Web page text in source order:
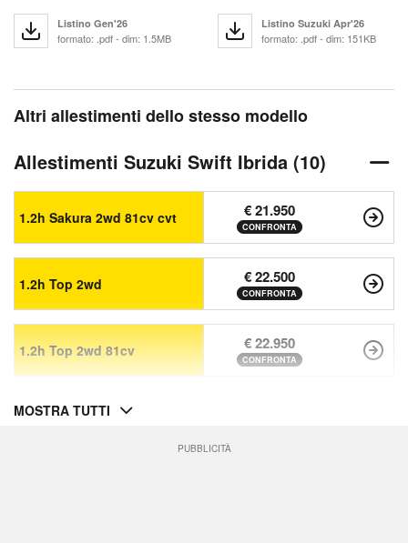
Listino Gen'26
formato: .pdf - dim: 1.5MB
Listino Suzuki Apr'26
formato: .pdf - dim: 151KB
Altri allestimenti dello stesso modello
Allestimenti Suzuki Swift Ibrida (10)
1.2h Sakura 2wd 81cv cvt € 21.950
CONFRONTA
1.2h Top 2wd € 22.500
CONFRONTA
1.2h Top 2wd 81cv € 22.950
CONFRONTA
MOSTRA TUTTI
PUBBLICITÀ